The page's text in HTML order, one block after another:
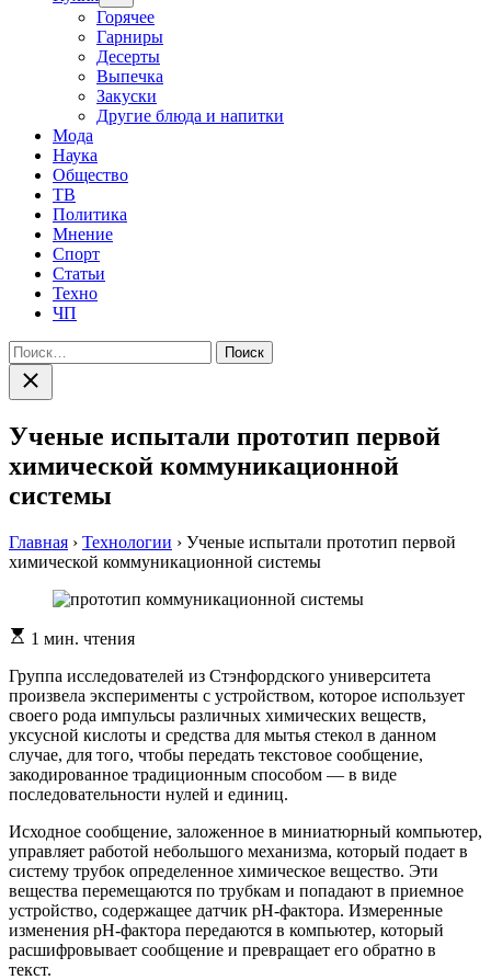
подменю
Горячее
Гарниры
Десерты
Выпечка
Закуски
Другие блюда и напитки
Мода
Наука
Общество
ТВ
Политика
Мнение
Спорт
Статьи
Техно
ЧП
Найти:
Закрыть
поиск
Ученые испытали прототип первой
химической коммуникационной
системы
Главная › Технологии › Ученые испытали прототип первой
химической коммуникационной системы
Расчетное
чтения
1 мин. чтения
Группа исследователей из Стэнфордского университета
произвела эксперименты с устройством, которое использует
своего рода импульсы различных химических веществ,
уксусной кислоты и средства для мытья стекол в данном
случае, для того, чтобы передать текстовое сообщение,
закодированное традиционным способом — в виде
последовательности нулей и единиц.
Исходное сообщение, заложенное в миниатюрный компьютер,
управляет работой небольшого механизма, который подает в
систему трубок определенное химическое вещество. Эти
вещества перемещаются по трубкам и попадают в приемное
устройство, содержащее датчик pH-фактора. Измеренные
изменения pH-фактора передаются в компьютер, который
расшифровывает сообщение и превращает его обратно в
текст.